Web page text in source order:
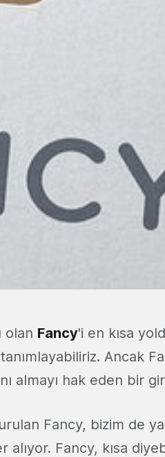
olan Fancy'i en kısa
Ancak
almayı hak eden bir
Fancy, bizim de
alıyor. Fancy, kısa